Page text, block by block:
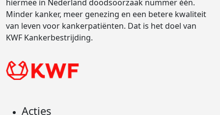
hiermee in Nederland doodsoorzaak nummer één.
Minder kanker, meer genezing en een betere kwaliteit
van leven voor kankerpatiënten. Dat is het doel van
KWF Kankerbestrijding.
Acties